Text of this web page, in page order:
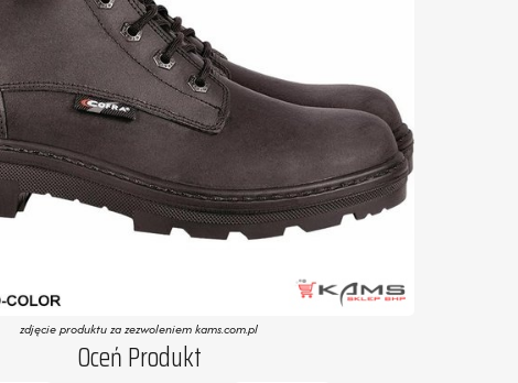
zdjęcie produktu za zezwoleniem kams.com.pl
Oceń Produkt